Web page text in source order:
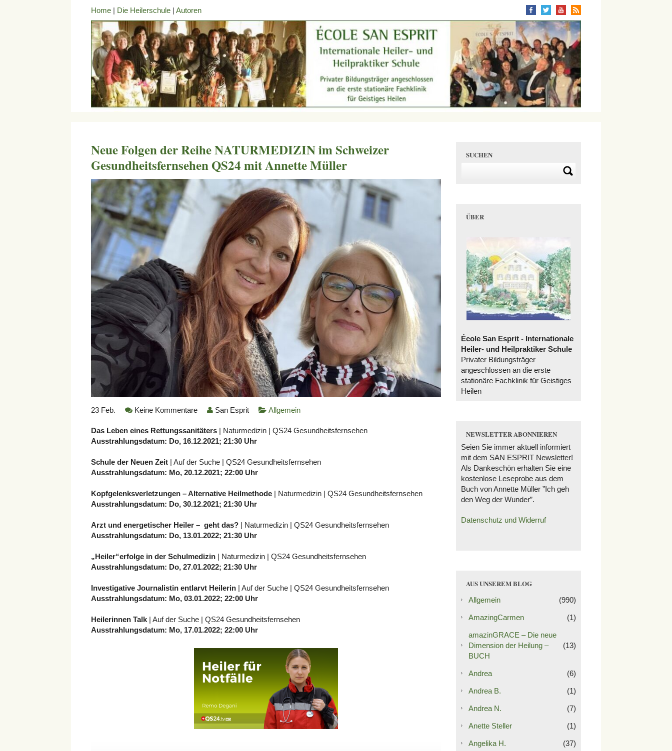
Home | Die Heilerschule | Autoren
Neue Folgen der Reihe NATURMEDIZIN im Schweizer
Gesundheitsfernsehen QS24 mit Annette Müller
23 Feb. Keine Kommentare San Esprit Allgemein
Das Leben eines Rettungssanitäters | Naturmedizin | QS24 Gesundheitsfernsehen
Ausstrahlungsdatum: Do, 16.12.2021; 21:30 Uhr
Schule der Neuen Zeit | Auf der Suche | QS24 Gesundheitsfernsehen
Ausstrahlungsdatum: Mo, 20.12.2021; 22:00 Uhr
Kopfgelenksverletzungen – Alternative Heilmethode | Naturmedizin | QS24 Gesundheitsfernsehen
Ausstrahlungsdatum: Do, 30.12.2021; 21:30 Uhr
Arzt und energetischer Heiler – geht das? | Naturmedizin | QS24 Gesundheitsfernsehen
Ausstrahlungsdatum: Do, 13.01.2022; 21:30 Uhr
„Heiler“erfolge in der Schulmedizin | Naturmedizin | QS24 Gesundheitsfernsehen
Ausstrahlungsdatum: Do, 27.01.2022; 21:30 Uhr
Investigative Journalistin entlarvt Heilerin | Auf der Suche | QS24 Gesundheitsfernsehen
Ausstrahlungsdatum: Mo, 03.01.2022; 22:00 Uhr
Heilerinnen Talk | Auf der Suche | QS24 Gesundheitsfernsehen
Ausstrahlungsdatum: Mo, 17.01.2022; 22:00 Uhr
SUCHEN
ÜBER
École San Esprit - Internationale
Heiler- und Heilpraktiker Schule
Privater Bildungsträger
angeschlossen an die erste
stationäre Fachklinik für Geistiges
Heilen
NEWSLETTER ABONNIEREN
Seien Sie immer aktuell informiert
mit dem SAN ESPRIT Newsletter!
Als Dankeschön erhalten Sie eine
kostenlose Leseprobe aus dem
Buch von Annette Müller ”Ich geh
den Weg der Wunder”.
Datenschutz und Widerruf
AUS UNSEREM BLOG
Allgemein (990)
AmazingCarmen (1)
amazinGRACE – Die neue
Dimension der Heilung –
BUCH
(13)
Andrea (6)
Andrea B. (1)
Andrea N. (7)
Anette Steller (1)
Angelika H. (37)